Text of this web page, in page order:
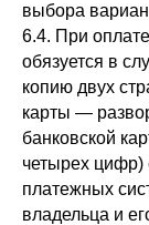
выбора
6.4. При
обязуется в
копию двух
карты —
банковской
четырех
платежных
владельца и